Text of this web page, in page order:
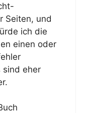
Seiten, und
ich die
einen oder
sind eher